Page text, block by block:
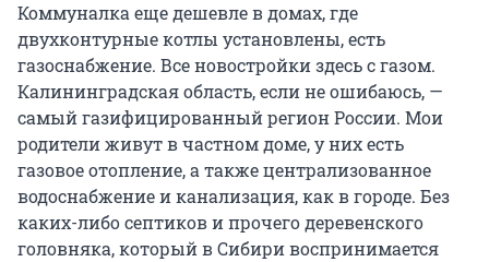
Коммуналка еще дешевле в домах, где
двухконтурные котлы установлены, есть
газоснабжение. Все новостройки здесь с газом.
Калининградская область, если не ошибаюсь, —
самый газифицированный регион России. Мои
родители живут в частном доме, у них есть
газовое отопление, а также централизованное
водоснабжение и канализация, как в городе. Без
каких-либо септиков и прочего деревенского
головняка, который в Сибири воспринимается